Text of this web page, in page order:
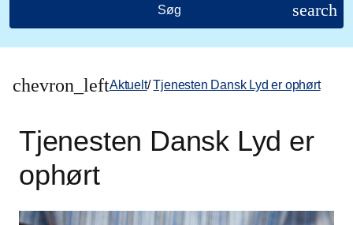
Søg search
chevron_leftAktuelt/ Tjenesten Dansk Lyd er ophørt
Tjenesten Dansk Lyd er
ophørt